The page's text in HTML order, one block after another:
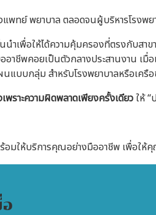
แพทย์ พยาบาล ตลอดจนผู้บริหารโรงพ
ำเพื่อให้ได้ความคุ้มครองที่ตรงกับสา
อาชีพคอยเป็นตัวกลางประสานงาน เมื่
ผนแบบกลุ่ม สำหรับโรงพยาบาลหรือเ
ราะความผิดพลาดเพียงครั้งเดียวให้
ให้บริการคุณอย่างมืออาชีพ เพื่อให้คุ